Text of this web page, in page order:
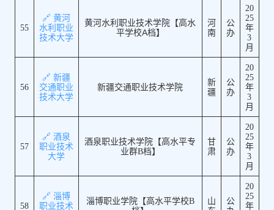
55
🔗 黄河
水利职业
技术大学
黄河水利职业技术学院【高水
平学校A档】
河
南
公
办
20
25
年
3
月
56
🔗 新疆
交通职业
技术大学
新疆交通职业技术学院
新
疆
公
办
20
25
年
3
月
57
🔗 酒泉
职业技术
大学
酒泉职业技术学院【高水平专
业群B档】
甘
肃
公
办
20
25
年
3
月
58
🔗 淄博
职业技术
淄博职业学院【高水平学校B
山
公
20
25
年